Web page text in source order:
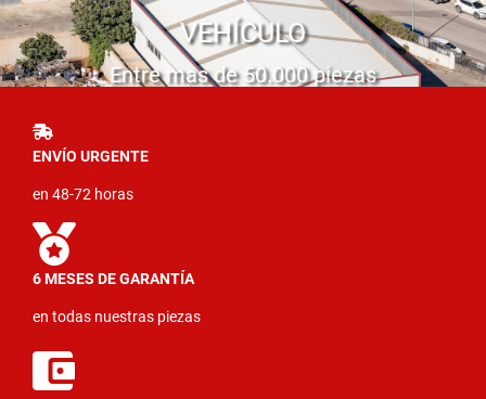
VEHÍCULO
Entre mas de 50.000 piezas
ENVÍO URGENTE
en 48-72 horas
6 MESES DE GARANTÍA
en todas nuestras piezas